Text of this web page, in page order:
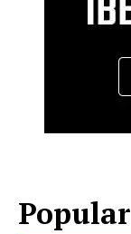
Popular